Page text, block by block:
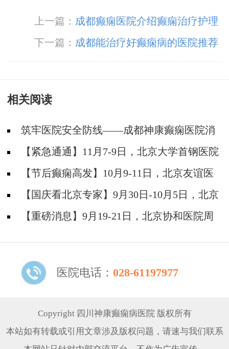
上一篇： 成都癫痫医院介绍癫痫治疗护理
下一篇： 成都能治疗好癫痫病的医院推荐
相关阅读
筑牢医院安全防线——成都神康癫痫医院消
防安全培训纪实
【紧急通通】11月7-9日，北京大学首钢医院
神经内科胡颖教授亲临成都会诊，破解癫痫疑难
【节后癫痫高发】10月9-11日，北京友谊医
院陈葵博士免费会诊+治疗援助，破解癫痫难
题！
【国庆看北京专家】9月30日-10月5日，北京
天坛&首钢医院两大专家蓉城亲诊+癫痫大额救
【重磅消息】9月19-21日，北京协和医院周
线！
医院电话： 028-61197977
Copyright 四川神康癫痫病医院 版权所有
本站如有转载或引用文章涉及版权问题，请速与我们联系